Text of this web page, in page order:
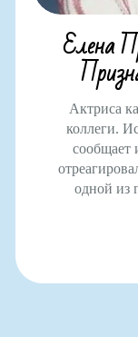
Елена
Актриса
коллеги.
сообщает
одной из